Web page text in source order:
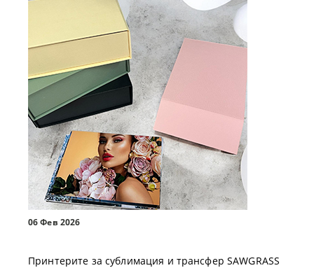
06 Фев 2026
Принтерите за сублимация и трансфер SAWGRASS